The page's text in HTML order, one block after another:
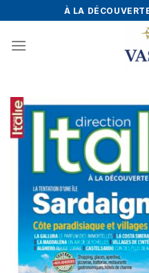
to
content
À LA